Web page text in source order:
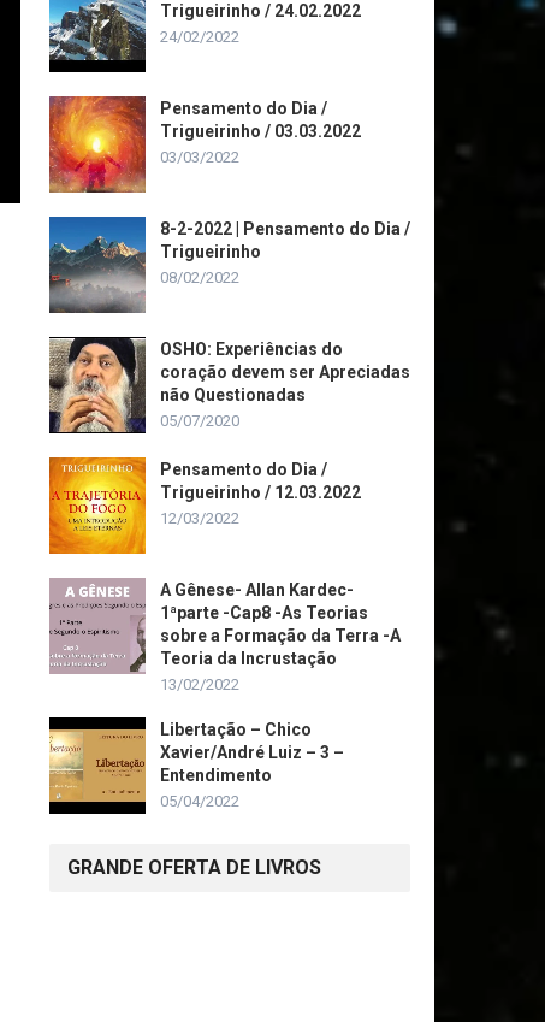
Trigueirinho / 24.02.2022
24/02/2022
Pensamento do Dia /
Trigueirinho / 03.03.2022
03/03/2022
8-2-2022 | Pensamento do Dia /
Trigueirinho
08/02/2022
OSHO: Experiências do
coração devem ser Apreciadas
não Questionadas
05/07/2020
Pensamento do Dia /
Trigueirinho / 12.03.2022
12/03/2022
A Gênese- Allan Kardec-
1ªparte -Cap8 -As Teorias
sobre a Formação da Terra -A
Teoria da Incrustação
13/02/2022
Libertação – Chico
Xavier/André Luiz – 3 –
Entendimento
05/04/2022
GRANDE OFERTA DE LIVROS